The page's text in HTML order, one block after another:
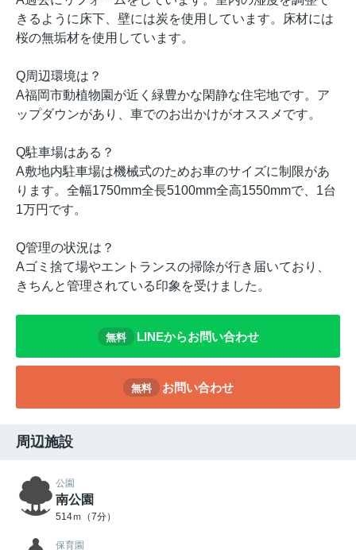
きるように床下、壁には炭を使用しています。床材には
桜の無垢材を使用しています。
Q周辺環境は？
A福岡市動植物園が近く緑豊かな閑静な住宅地です。ア
ップダウンがあり、車でのお出かけがオススメです。
Q駐車場はある？
A敷地内駐車場は機械式のためお車のサイズに制限があ
ります。全幅1750mm全長5100mm全高1550mmで、1台
1万円です。
Q管理の状況は？
Aゴミ捨て場やエントランスの掃除が行き届いており、
きちんと管理されている印象を受けました。
無料 LINEからお問い合わせ
無料 お問い合わせ
周辺施設
公園
南公園
514ｍ（7分）
保育園